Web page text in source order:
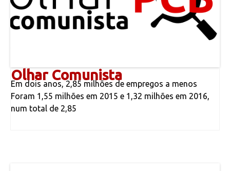
Olhar Comunista
Em dois anos, 2,85 milhões de empregos a menos
Foram 1,55 milhões em 2015 e 1,32 milhões em 2016,
num total de 2,85